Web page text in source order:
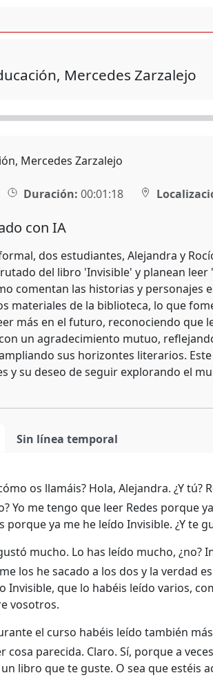
Mercedes Zarzalejo
Mercedes Zarzalejo
Duración: 00:01:18
con IA
dos estudiantes, Alejandra y
del libro 'Invisible' y planean leer
comentan las historias y personajes
materiales de la biblioteca, lo que
más en el futuro, reconociendo que
un agradecimiento mutuo,
sus horizontes literarios.
y su deseo de seguir explorando el
Sin línea temporal
os llamáis? Hola, Alejandra. ¿Y tú?
Yo me tengo que leer Redes porque
porque ya me he leído Invisible. ¿Y te
mucho. Lo has leído mucho, ¿no?
los he sacado a los dos y la verdad
Invisible, que lo habéis leído varios,
vosotros.
el curso habéis leído también
cosa parecida. Claro. Sí, porque a
libro que te guste. O sea que estéis